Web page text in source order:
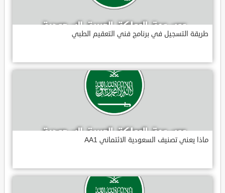
طريقة التسجيل في برنامج فني التعقيم الطبي
ماذا يعني تصنيف السعودية الائتماني AA1